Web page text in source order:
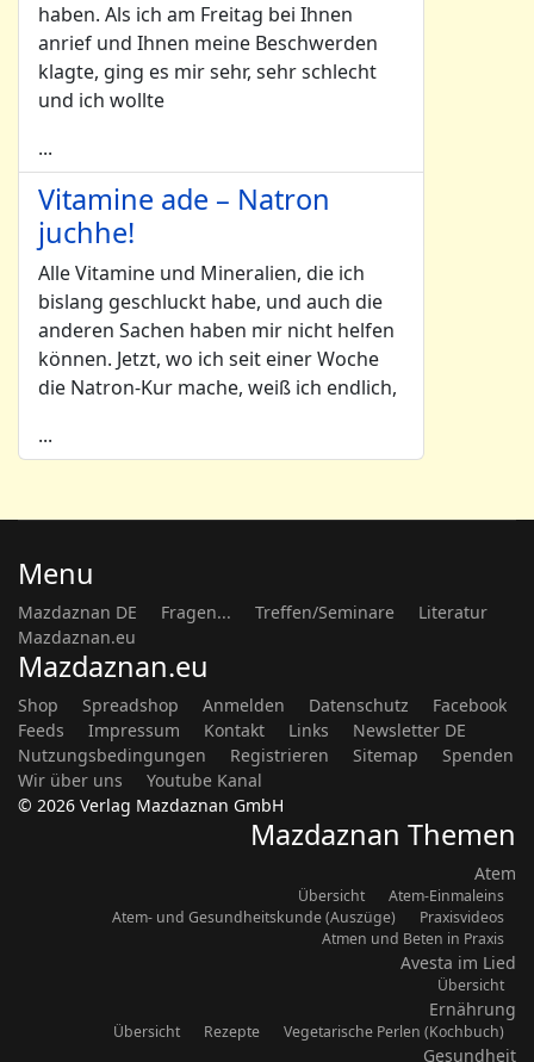
haben. Als ich am Freitag bei Ihnen
anrief und Ihnen meine Beschwerden
klagte, ging es mir sehr, sehr schlecht
und ich wollte
...
Vitamine ade – Natron
juchhe!
Alle Vitamine und Mineralien, die ich
bislang geschluckt habe, und auch die
anderen Sachen haben mir nicht helfen
können. Jetzt, wo ich seit einer Woche
die Natron-Kur mache, weiß ich endlich,
...
Menu
Mazdaznan DE Fragen... Treffen/Seminare
Literatur
Mazdaznan.eu
Mazdaznan.eu
Shop Spreadshop Anmelden Datenschutz
Facebook
Feeds
Impressum Kontakt Links
Newsletter DE
Nutzungsbedingungen
Registrieren Sitemap
Spenden
Wir über uns
Youtube Kanal
© 2026 Verlag Mazdaznan GmbH
Mazdaznan Themen
Atem
Übersicht
Atem-Einmaleins
Atem- und Gesundheitskunde (Auszüge)
Praxisvideos
Atmen und Beten in Praxis
Avesta im Lied
Übersicht
Ernährung
Übersicht Rezepte Vegetarische Perlen (Kochbuch)
Gesundheit